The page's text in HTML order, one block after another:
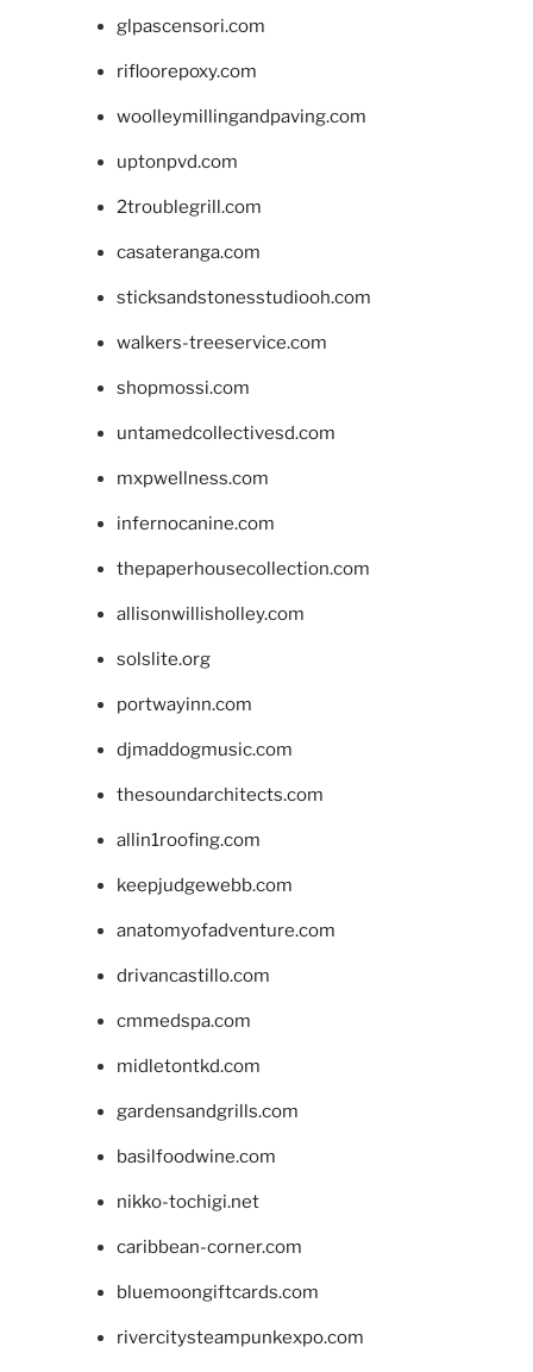
glpascensori.com
rifloorepoxy.com
woolleymillingandpaving.com
uptonpvd.com
2troublegrill.com
casateranga.com
sticksandstonesstudiooh.com
walkers-treeservice.com
shopmossi.com
untamedcollectivesd.com
mxpwellness.com
infernocanine.com
thepaperhousecollection.com
allisonwillisholley.com
solslite.org
portwayinn.com
djmaddogmusic.com
thesoundarchitects.com
allin1roofing.com
keepjudgewebb.com
anatomyofadventure.com
drivancastillo.com
cmmedspa.com
midletontkd.com
gardensandgrills.com
basilfoodwine.com
nikko-tochigi.net
caribbean-corner.com
bluemoongiftcards.com
rivercitysteampunkexpo.com